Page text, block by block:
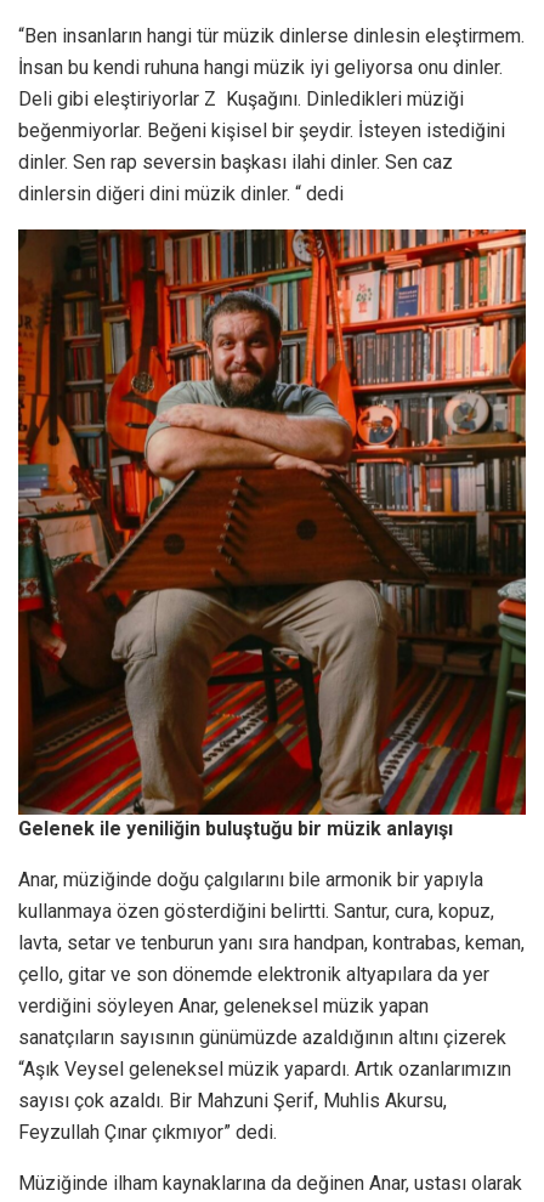
“Ben insanların hangi tür müzik dinlerse dinlesin eleştirmem.
İnsan bu kendi ruhuna hangi müzik iyi geliyorsa onu dinler.
Deli gibi eleştiriyorlar Z Kuşağını. Dinledikleri müziği
beğenmiyorlar. Beğeni kişisel bir şeydir. İsteyen istediğini
dinler. Sen rap seversin başkası ilahi dinler. Sen caz
dinlersin diğeri dini müzik dinler. “ dedi
Gelenek ile yeniliğin buluştuğu bir müzik anlayışı
Anar, müziğinde doğu çalgılarını bile armonik bir yapıyla
kullanmaya özen gösterdiğini belirtti. Santur, cura, kopuz,
lavta, setar ve tenburun yanı sıra handpan, kontrabas, keman,
çello, gitar ve son dönemde elektronik altyapılara da yer
verdiğini söyleyen Anar, geleneksel müzik yapan
sanatçıların sayısının günümüzde azaldığının altını çizerek
“Aşık Veysel geleneksel müzik yapardı. Artık ozanlarımızın
sayısı çok azaldı. Bir Mahzuni Şerif, Muhlis Akursu,
Feyzullah Çınar çıkmıyor” dedi.
Müziğinde ilham kaynaklarına da değinen Anar, ustası olarak